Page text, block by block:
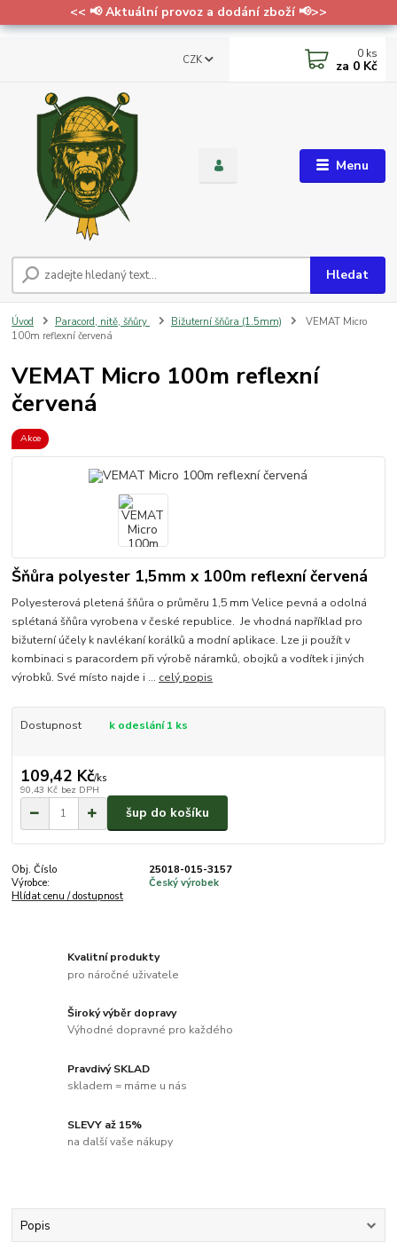
<< 📢 Aktuální provoz a dodání zboží 📢>>
Menu
CZK
Hledat
0 ks
za 0 Kč
Úvod Paracord, nitě, šňůry Bižuterní šňůra (1.5mm)
VEMAT Micro
100m reflexní červená
VEMAT Micro 100m reflexní
červená
Akce
Šňůra polyester 1,5mm x 100m reflexní červená
Polyesterová pletená šňůra o průměru 1,5 mm Velice pevná a odolná
splétaná šňůra vyrobena v české republice. Je vhodná například pro
bižuterní účely k navlékaní korálků a modní aplikace. Lze ji použít v
kombinaci s paracordem při výrobě náramků, obojků a vodítek i jiných
výrobků. Své místo najde i ... celý popis
Dostupnost k odeslání 1 ks
109,42 Kč/ks
90,43 Kč bez DPH
šup do košíku
Obj. Číslo
25018-015-3157
Výrobce:
Český výrobek
Hlídat cenu / dostupnost
Kvalitní produkty
pro náročné uživatele
Široký výběr dopravy
Výhodné dopravné pro každého
Pravdivý SKLAD
skladem = máme u nás
SLEVY až 15%
na další vaše nákupy
Popis